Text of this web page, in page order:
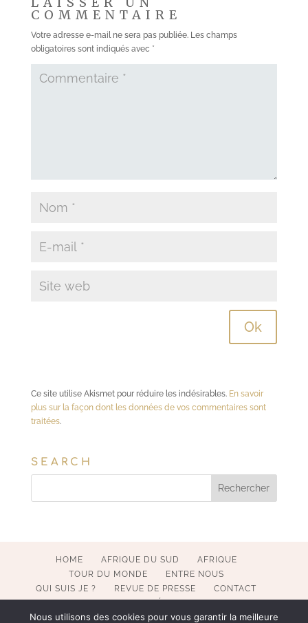
COMMENTAIRE
Votre adresse e-mail ne sera pas publiée. Les champs
obligatoires sont indiqués avec *
Ce site utilise Akismet pour réduire les indésirables. En savoir
plus sur la façon dont les données de vos commentaires sont
traitées.
SEARCH
HOME AFRIQUE DU SUD
AFRIQUE
TOUR DU MONDE
ENTRE NOUS
QUI SUIS JE ?
REVUE DE PRESSE
CONTACT
Nous utilisons des cookies pour vous garantir la meilleure